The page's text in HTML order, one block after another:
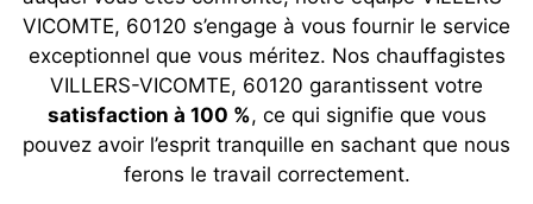
VICOMTE, 60120 s’engage à vous fournir le service
exceptionnel que vous méritez. Nos chauffagistes
VILLERS-VICOMTE, 60120 garantissent votre
satisfaction à 100 %, ce qui signifie que vous
pouvez avoir l’esprit tranquille en sachant que nous
ferons le travail correctement.